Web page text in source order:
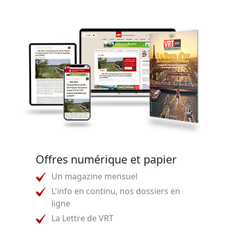
Offres numérique et papier
Un magazine mensuel
L'info en continu, nos dossiers en
ligne
La Lettre de VRT